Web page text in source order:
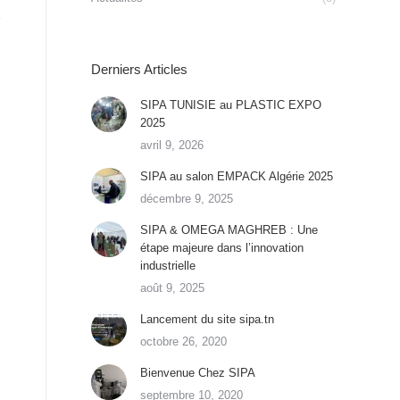
Derniers Articles
SIPA TUNISIE au PLASTIC EXPO
2025
avril 9, 2026
SIPA au salon EMPACK Algérie 2025
décembre 9, 2025
SIPA & OMEGA MAGHREB : Une
étape majeure dans l’innovation
industrielle
août 9, 2025
Lancement du site sipa.tn
octobre 26, 2020
Bienvenue Chez SIPA
septembre 10, 2020